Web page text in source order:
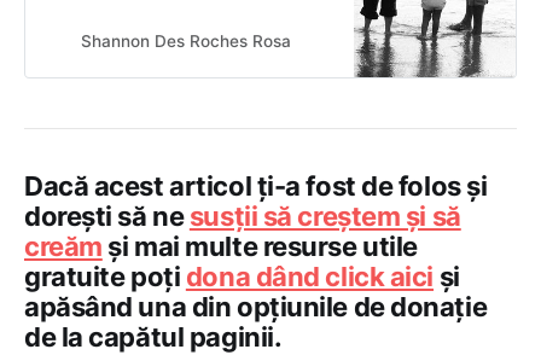
Shannon Des Roches Rosa
Dacă acest articol ți-a fost de folos și
dorești să nesusții să creștem și să
creăm și mai multe resurse utile
gratuite poți dona dând click aici și
apăsând una din opțiunile de donație
de la capătul paginii.